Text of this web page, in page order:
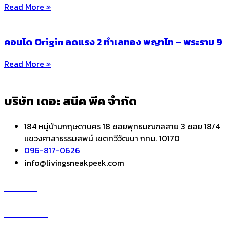
Read More »
คอนโด Origin ลดแรง 2 ทำเลทอง พญาไท – พระราม 9
Read More »
บริษัท เดอะ สนีค พีค จำกัด
184 หมู่บ้านกฤษดานคร 18 ซอยพุทธมณฑลสาย 3 ซอย 18/4
แขวงศาลาธรรมสพน์ เขตทวีวัฒนา กทม. 10170
096-817-0626
info@livingsneakpeek.com
HOME